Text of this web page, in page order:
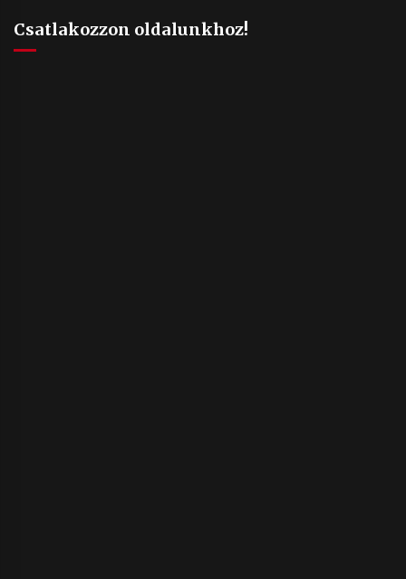
Csatlakozzon oldalunkhoz!